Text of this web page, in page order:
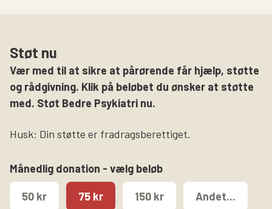
Støt nu
Vær med til at sikre at pårørende får hjælp, støtte
og rådgivning. Klik på beløbet du ønsker at støtte
med. Støt Bedre Psykiatri nu.
Husk: Din støtte er fradragsberettiget.
Månedlig donation - vælg beløb
50 kr 75 kr 150 kr Andet...